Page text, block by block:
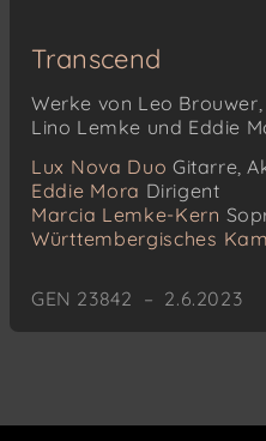
Transcend
Werke von Leo
Lino Lemke und Eddie
Lux Nova Duo Gitarre,
Eddie Mora Dirigent
Marcia Lemke-Kern
Württembergisches
GEN 23842 – 2.6.2023